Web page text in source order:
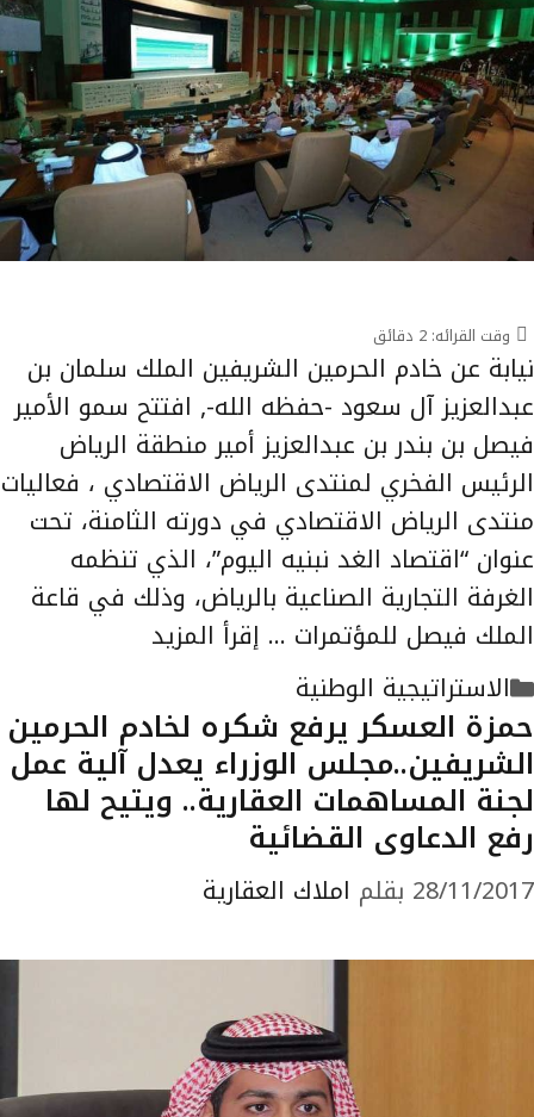
وقت القرائه: 2 دقائق
نيابة عن خادم الحرمين الشريفين الملك سلمان بن
عبدالعزيز آل سعود -حفظه الله-, افتتح سمو الأمير
فيصل بن بندر بن عبدالعزيز أمير منطقة الرياض
الرئيس الفخري لمنتدى الرياض الاقتصادي ، فعاليات
منتدى الرياض الاقتصادي في دورته الثامنة، تحت
عنوان “اقتصاد الغد نبنيه اليوم”، الذي تنظمه
الغرفة التجارية الصناعية بالرياض، وذلك في قاعة
الملك فيصل للمؤتمرات … إقرأ المزيد
التصنيفات
الاستراتيجية الوطنية
حمزة العسكر يرفع شكره لخادم الحرمين
الشريفين..مجلس الوزراء يعدل آلية عمل
لجنة المساهمات العقارية.. ويتيح لها
رفع الدعاوى القضائية
28/11/2017 بقلم املاك العقارية